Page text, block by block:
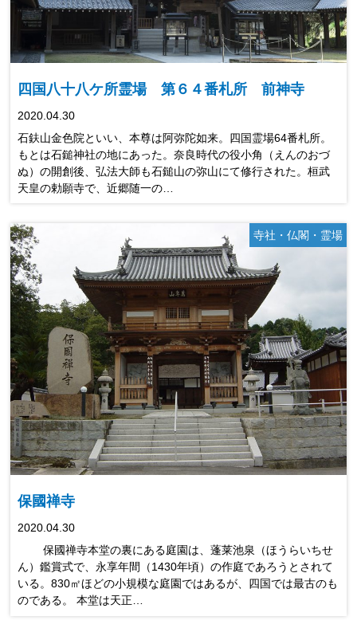
四国八十八ケ所霊場 第６４番札所 前神寺
2020.04.30
石鈇山金色院といい、本尊は阿弥陀如来。四国霊場64番札所。
もとは石鎚神社の地にあった。奈良時代の役小角（えんのおづ
ぬ）の開創後、弘法大師も石鎚山の弥山にて修行された。桓武
天皇の勅願寺で、近郷随一の…
寺社・仏閣・霊場
保國禅寺
2020.04.30
保國禅寺本堂の裏にある庭園は、蓬莱池泉（ほうらいちせ
ん）鑑賞式で、永享年間（1430年頃）の作庭であろうとされて
いる。830㎡ほどの小規模な庭園ではあるが、四国では最古のも
のである。 本堂は天正…